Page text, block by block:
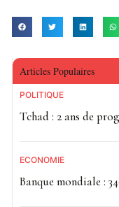
Articles Populaires
POLITIQUE
Tchad : 2 ans de
ECONOMIE
Banque mondiale :